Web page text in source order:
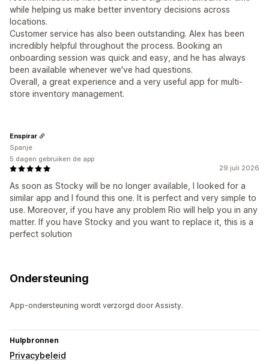
while helping us make better inventory decisions across
locations.
Customer service has also been outstanding. Alex has been
incredibly helpful throughout the process. Booking an
onboarding session was quick and easy, and he has always
been available whenever we've had questions.
Overall, a great experience and a very useful app for multi-
store inventory management.
29 juli 2026
As soon as Stocky will be no longer available, I looked for a
similar app and I found this one. It is perfect and very simple to
use. Moreover, if you have any problem Rio will help you in any
matter. If you have Stocky and you want to replace it, this is a
perfect solution
Enspirar
Spanje
5 dagen gebruiken de app
Ondersteuning
App-ondersteuning wordt verzorgd door Assisty.
Hulpbronnen
Privacybeleid